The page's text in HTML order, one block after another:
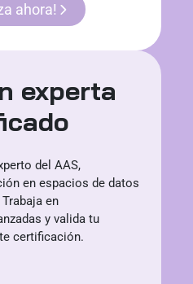
ahora!
experta
del AAS,
en espacios de datos
en
y valida tu
certificación.